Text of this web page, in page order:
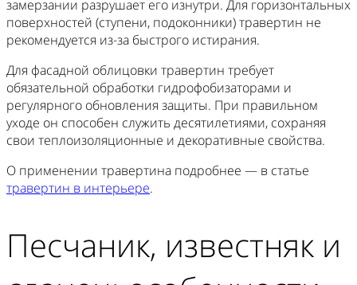
замерзании разрушает его изнутри. Для горизонтальных
поверхностей (ступени, подоконники) травертин не
рекомендуется из-за быстрого истирания.
Для фасадной облицовки травертин требует
обязательной обработки гидрофобизаторами и
регулярного обновления защиты. При правильном
уходе он способен служить десятилетиями, сохраняя
свои теплоизоляционные и декоративные свойства.
О применении травертина подробнее — в статье
травертин в интерьере.
Песчаник, известняк и